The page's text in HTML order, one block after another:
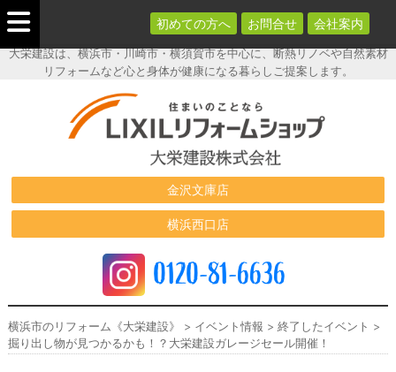
大栄建設は、横浜市・川崎市・横須賀市を中心に、断熱リノベや自然素材
リフォームなど心と身体が健康になる暮らしご提案します。
横浜市のリフ
ォーム《大栄
建設》
金沢文庫店
横浜西口店
0120-81-6636
初めての方へ お問合せ 会社案内
横浜市のリフォーム《大栄建設》 > イベント情報 > 終了したイベント >
掘り出し物が見つかるかも！？大栄建設ガレージセール開催！